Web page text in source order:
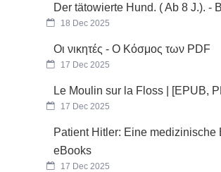
Der tätowierte Hund. ( Ab 8 J.). -
18 Dec 2025
Οι νικητές - Ο Κόσμος των PDF
17 Dec 2025
Le Moulin sur la Floss | [EPUB,
17 Dec 2025
Patient Hitler: Eine medizinische
eBooks
17 Dec 2025